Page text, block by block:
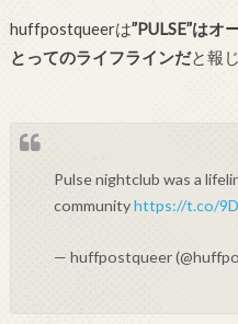
huffpostqueerは”PULSE”はオ
とってのライフラインだと報じ
Pulse nightclub was a
communityhttps://t.co/
— huffpostqueer